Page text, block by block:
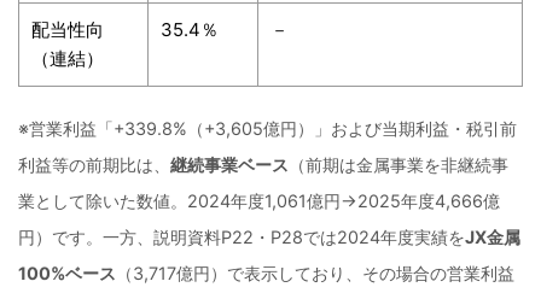
配当性向
（連結）
35.4％ －
※営業利益「+339.8%（+3,605億円）」および当期利益・税引前
利益等の前期比は、 継続事業ベース （前期は金属事業を非継続事
業として除いた数値。2024年度1,061億円→2025年度4,666億
円）です。一方、説明資料P22・P28では2024年度実績をJX金属
100%ベース （3,717億円）で表示しており、その場合の営業利益